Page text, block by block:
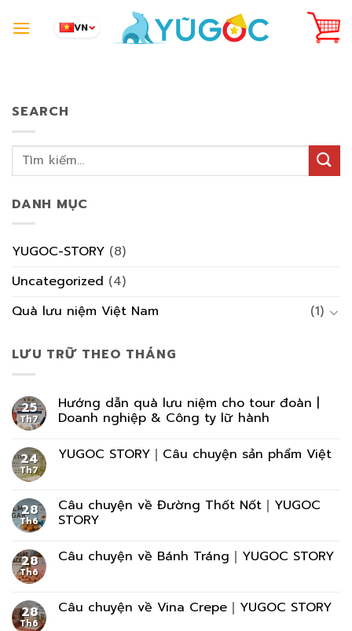
VN
SEARCH
DANH MỤC
YUGOC-STORY (8)
Uncategorized (4)
Quà lưu niệm Việt Nam
(1)
LƯU TRỮ THEO THÁNG
25
Th7
Hướng dẫn quà lưu niệm cho tour đoàn |
Doanh nghiệp & Công ty lữ hành
24
Th7
YUGOC STORY｜Câu chuyện sản phẩm Việt
28
Th6
Câu chuyện về Đường Thốt Nốt｜YUGOC
STORY
28
Th6
Câu chuyện về Bánh Tráng｜YUGOC STORY
28
Th6
Câu chuyện về Vina Crepe｜YUGOC STORY